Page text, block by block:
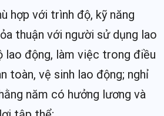
hợp với trình độ, kỹ năng
thuận với người sử dụng lao
lao động, làm việc trong điều
toàn, vệ sinh lao động; nghỉ
năm có hưởng lương và